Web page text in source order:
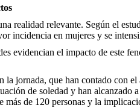
realidad relevante. Según el
incidencia en mujeres y se
evidencian el impacto de este
la jornada, que han contado
de soledad y han
de 120 personas y la